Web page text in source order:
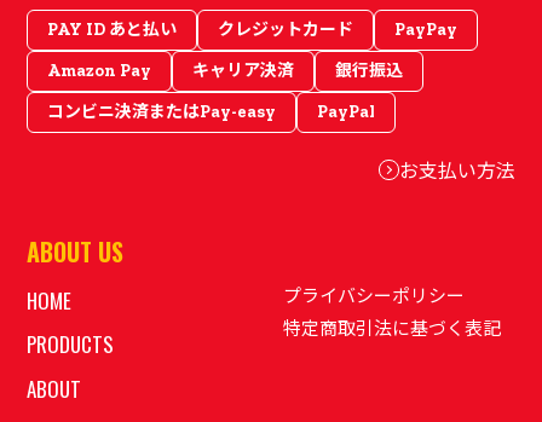
PAY ID あと払い クレジットカード
PayPay
Amazon Pay
キャリア決済
銀行振込
コンビニ決済またはPay-easy
PayPal
お支払い方法
ABOUT US
HOME
PRODUCTS
ABOUT
プライバシーポリシー
特定商取引法に基づく表記